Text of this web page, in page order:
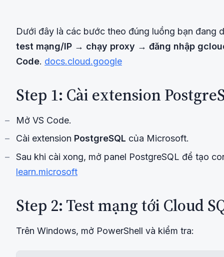
Dưới đây là các bước theo đúng luồng bạn đang
test mạng/IP → chạy proxy → đăng nhập
Code. docs.cloud.google
Step 1: Cài extension
Mở VS Code.
Cài extension PostgreSQL của Microsoft.
Sau khi cài xong, mở panel PostgreSQL để tạo
learn.microsoft
Step 2: Test mạng tới Cloud
Trên Windows, mở PowerShell và kiểm tra: